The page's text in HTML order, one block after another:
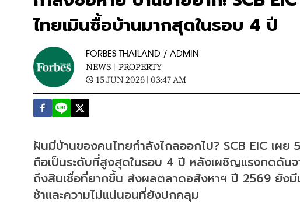
ไทยเมินซื้อบ้านมากสุดในรอบ 4 ปี
FORBES THAILAND / ADMIN
NEWS | PROPERTY
15 JUN 2026 | 03:47 AM
ฝันมีบ้านของคนไทยกำลังไกลออกไป? SCB EIC เผ
ถือเป็นระดับที่สูงสุดในรอบ 4 ปี หลังเผชิญแรงกดดันจ
ถึงสินเชื่อที่ยากขึ้น ส่งผลตลาดอสังหาฯ ปี 2569 ยัง
ช้าและความไม่แน่นอนที่ยังปกคลุม